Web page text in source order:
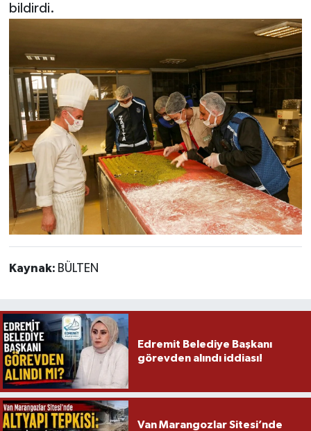
bildirdi.
Kaynak: BÜLTEN
Edremit Belediye Başkanı
görevden alındı iddiası!
Van Marangozlar Sitesi’nde